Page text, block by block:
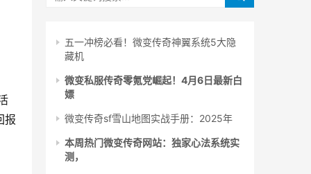
报
五一冲榜必看！微变传奇神翼系统5大隐
藏机
微变私服传奇零氪党崛起！4月6日最新白
嫖
微变传奇sf雪山地图实战手册：2025年
本周热门微变传奇网站：独家心法系统实
测，